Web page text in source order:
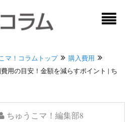
マ！コラムトップ
購入費用
用の目安！金額を減らすポイント | ち
ちゅうこマ！編集部8